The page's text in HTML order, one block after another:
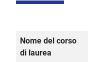
Nome del corso
di laurea